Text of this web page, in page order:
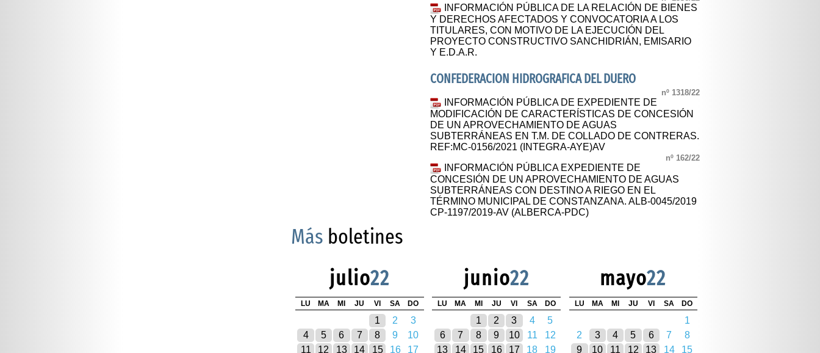
INFORMACIÓN PÚBLICA DE LA RELACIÓN DE BIENES
Y DERECHOS AFECTADOS Y CONVOCATORIA A LOS
TITULARES, CON MOTIVO DE LA EJECUCIÓN DEL
PROYECTO CONSTRUCTIVO SANCHIDRIÁN, EMISARIO
Y E.D.A.R.
CONFEDERACION HIDROGRAFICA DEL DUERO
nº 1318/22
INFORMACIÓN PÚBLICA DE EXPEDIENTE DE
MODIFICACIÓN DE CARACTERÍSTICAS DE CONCESIÓN
DE UN APROVECHAMIENTO DE AGUAS
SUBTERRÁNEAS EN T.M. DE COLLADO DE CONTRERAS.
REF:MC-0156/2021 (INTEGRA-AYE)AV
nº 162/22
INFORMACIÓN PÚBLICA EXPEDIENTE DE
CONCESIÓN DE UN APROVECHAMIENTO DE AGUAS
SUBTERRÁNEAS CON DESTINO A RIEGO EN EL
TÉRMINO MUNICIPAL DE CONSTANZANA. ALB-0045/2019
CP-1197/2019-AV (ALBERCA-PDC)
Más boletines
julio22
LU MA MI JU VI SA DO
1 2
3
4
5 6 7 8 9
10
11
12 13 14 15 16
17
junio22
LU MA MI JU VI SA DO
1 2 3 4
5
6
7 8 9 10 11
12
13
14 15 16 17 18
19
mayo22
LU MA MI JU VI SA DO
1
2
3 4 5 6 7
8
9
10 11 12 13 14
15